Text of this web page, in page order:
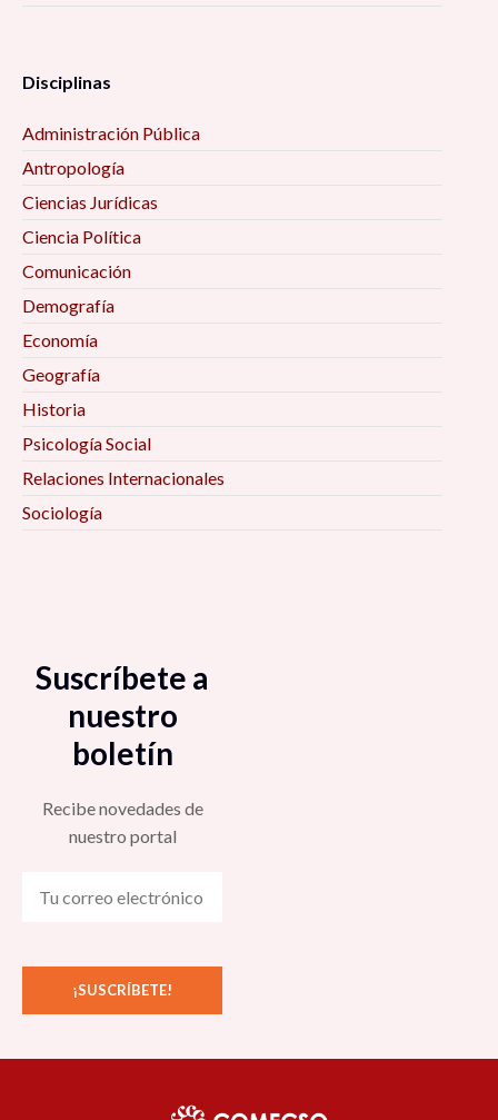
Disciplinas
Administración Pública
Antropología
Ciencias Jurídicas
Ciencia Política
Comunicación
Demografía
Economía
Geografía
Historia
Psicología Social
Relaciones Internacionales
Sociología
Suscríbete a
nuestro
boletín
Recibe novedades de
nuestro portal